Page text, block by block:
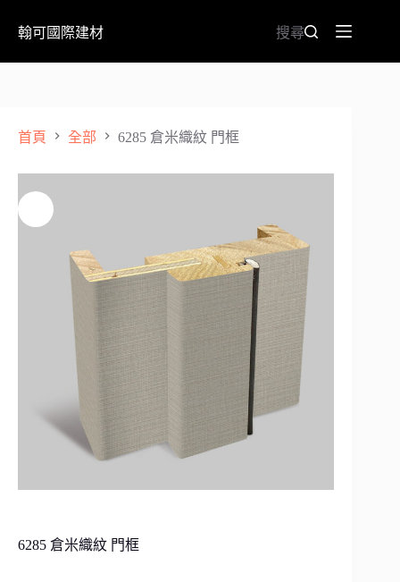
翰可國際建材 搜尋
首頁 全部 6285 倉米織紋 門框
6285 倉米織紋 門框